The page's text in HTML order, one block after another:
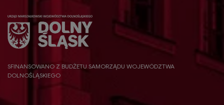
SFINANSOWANO Z BUDŻETU SAMORZĄDU WOJEWÓDZTWA
DOLNOŚLĄSKIEGO